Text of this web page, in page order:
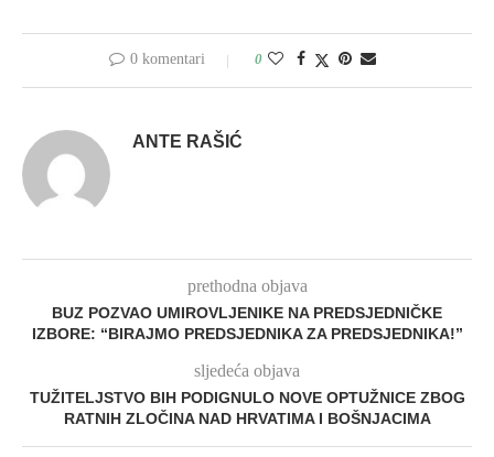
0 komentari 0
ANTE RAŠIĆ
prethodna objava
BUZ POZVAO UMIROVLJENIKE NA PREDSJEDNIČKE
IZBORE: “BIRAJMO PREDSJEDNIKA ZA PREDSJEDNIKA!”
sljedeća objava
TUŽITELJSTVO BIH PODIGNULO NOVE OPTUŽNICE ZBOG
RATNIH ZLOČINA NAD HRVATIMA I BOŠNJACIMA